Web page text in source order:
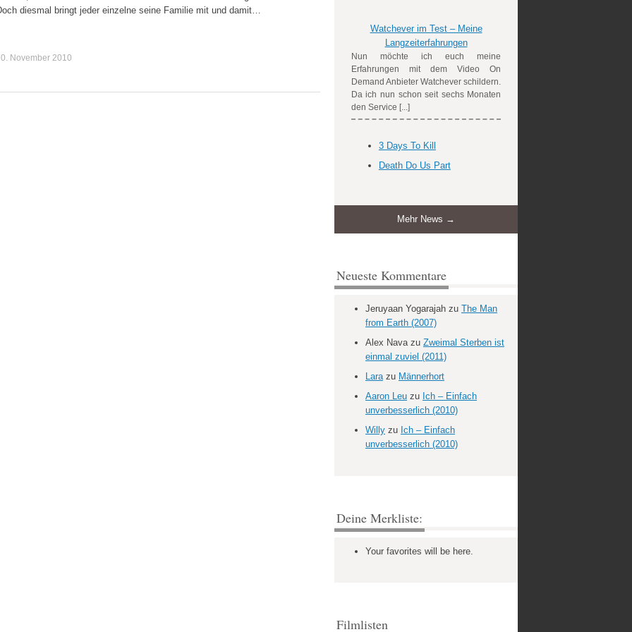
diesmal bringt jeder einzelne seine Familie mit und damit…
November 2010
Watchever im Test – Meine
Langzeiterfahrungen
Nun möchte ich euch meine
Erfahrungen mit dem Video On
Demand Anbieter Watchever schildern.
Da ich nun schon seit sechs Monaten
den Service [...]
3 Days To Kill
Death Do Us Part
Mehr News →
Neueste Kommentare
Jeruyaan Yogarajah zu The Man
from Earth (2007)
Alex Navazu Zweimal Sterben ist
einmal zuviel (2011)
Larazu Männerhort
Aaron Leu zu Ich – Einfach
unverbesserlich (2010)
Willy zu Ich – Einfach
unverbesserlich (2010)
Deine Merkliste:
Your favorites will be here.
Filmlisten